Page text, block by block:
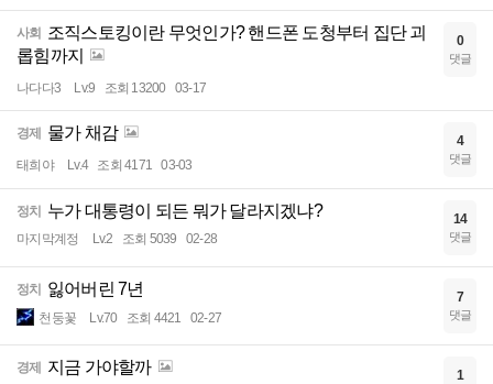
사회
조직스토킹이란 무엇인가? 핸드폰 도청부터 집단 괴
롭힘까지
나다다3 Lv.9 조회 13200 03-17
0
댓글
경제 물가 채감
태희야 Lv.4 조회 4171 03-03
4
댓글
정치 누가 대통령이 되든 뭐가 달라지겠냐?
마지막계정 Lv.2 조회 5039 02-28
14
댓글
정치 잃어버린 7년
천둥꽃 Lv.70 조회 4421 02-27
7
댓글
경제 지금 가야할까 1